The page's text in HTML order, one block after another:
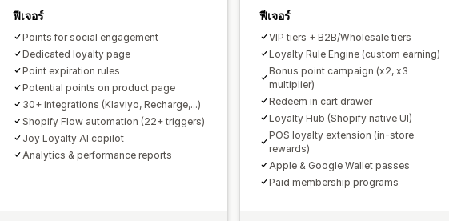
ฟีเจอร์
Points for social engagement
Dedicated loyalty page
Point expiration rules
Potential points on product page
30+ integrations (Klaviyo, Recharge,...)
Shopify Flow automation (22+ triggers)
Joy Loyalty AI copilot
Analytics & performance reports
ฟีเจอร์
VIP tiers + B2B/Wholesale tiers
Loyalty Rule Engine (custom earning)
Bonus point campaign (x2, x3
multiplier)
Redeem in cart drawer
Loyalty Hub (Shopify native UI)
POS loyalty extension (in-store
rewards)
Apple & Google Wallet passes
Paid membership programs